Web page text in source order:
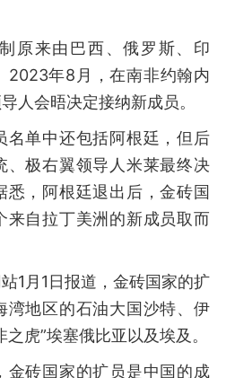
原来由巴西、俄罗斯、印
2023年8月，在南非约翰内
人会晤决定接纳新成员。
名单中还包括阿根廷，但后
、极右翼领导人米莱最终决
悉，阿根廷退出后，金砖国
来自拉丁美洲的新成员取而
1月1日报道，金砖国家的扩
湾地区的石油大国沙特、伊
虎”埃塞俄比亚以及埃及。
金砖国家的扩员是中国的成